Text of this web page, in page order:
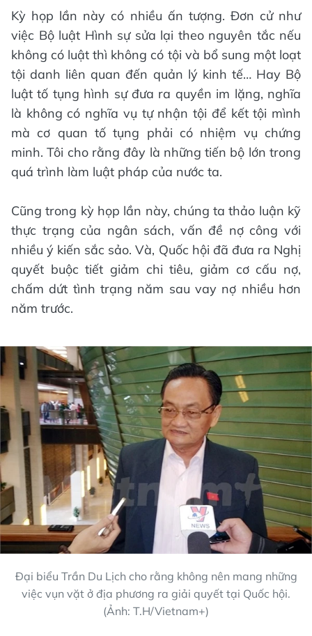
Kỳ họp lần này có nhiều ấn tượng. Đơn cử như
việc Bộ luật Hình sự sửa lại theo nguyên tắc nếu
không có luật thì không có tội và bổ sung một loạt
tội danh liên quan đến quản lý kinh tế… Hay Bộ
luật tố tụng hình sự đưa ra quyền im lặng, nghĩa
là không có nghĩa vụ tự nhận tội để kết tội mình
mà cơ quan tố tụng phải có nhiệm vụ chứng
minh. Tôi cho rằng đây là những tiến bộ lớn trong
quá trình làm luật pháp của nước ta.
Cũng trong kỳ họp lần này, chúng ta thảo luận kỹ
thực trạng của ngân sách, vấn đề nợ công với
nhiều ý kiến sắc sảo. Và, Quốc hội đã đưa ra Nghị
quyết buộc tiết giảm chi tiêu, giảm cơ cấu nợ,
chấm dứt tình trạng năm sau vay nợ nhiều hơn
năm trước.
Đại biểu Trần Du Lịch cho rằng không nên mang những
việc vụn vặt ở địa phương ra giải quyết tại Quốc hội.
(Ảnh: T.H/Vietnam+)